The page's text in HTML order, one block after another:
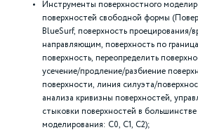
Инструменты поверхностного
поверхностей свободной формы
BlueSurf, поверхность проецирования/
направляющим, поверхность по
поверхность, переопределить
усечение/продление/разбиение
поверхности, линия силуэта/
анализа кривизны поверхностей,
стыковки поверхностей в
моделирования: C0, C1, C2);